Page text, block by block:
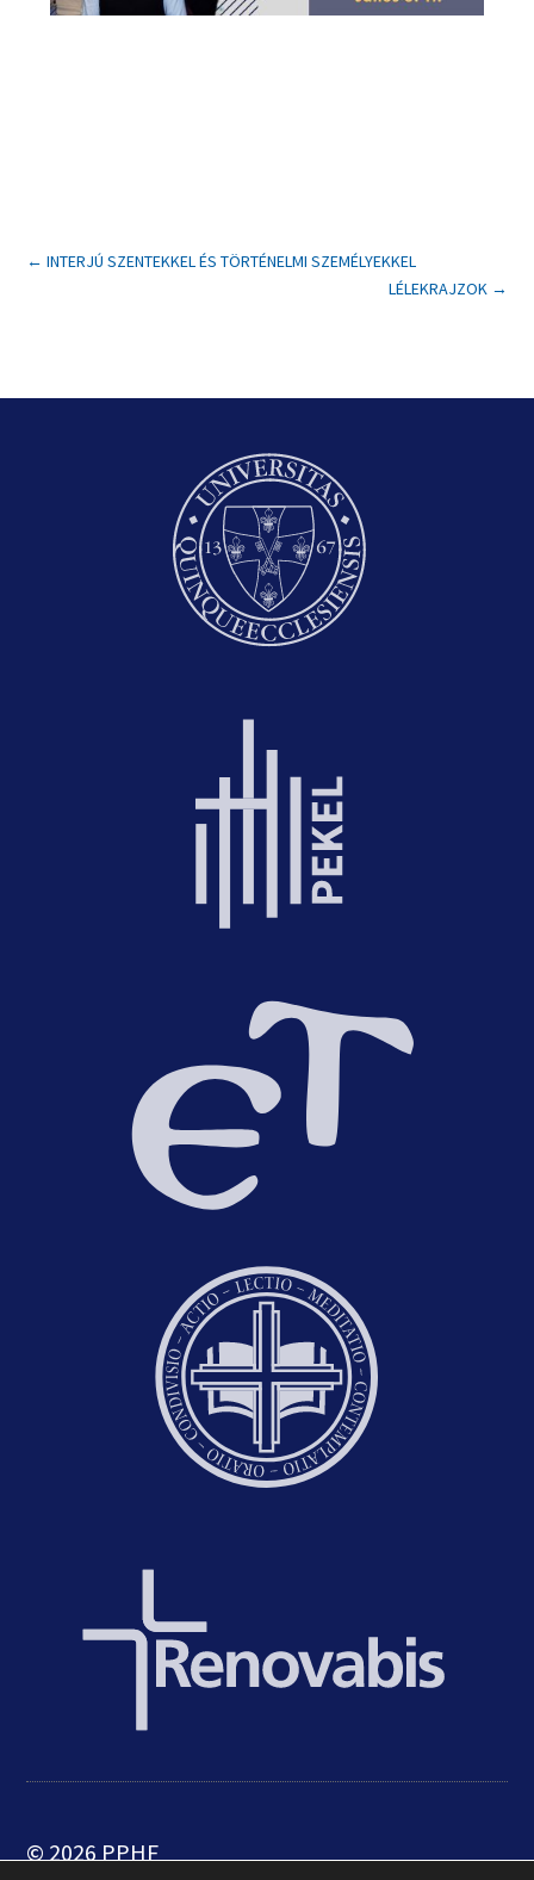
←INTERJÚ SZENTEKKEL ÉS TÖRTÉNELMI SZEMÉLYEKKEL
LÉLEKRAJZOK →
© 2026 PPHF